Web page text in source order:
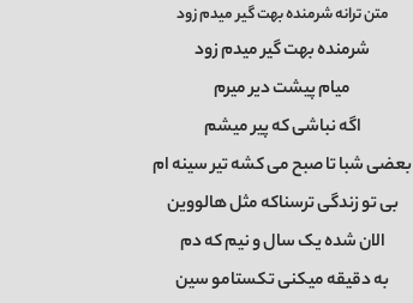
متن ترانه شرمنده بهت گیر میدم زود
شرمنده بهت گیر میدم زود
میام پیشت دیر میرم
اگه نباشی که پیر میشم
بعضی شبا تا صبح می کشه تیر سینه‌ ام
بی تو زندگی ترسناکه مثل هالووین
الان شده یک سال و نیم که دم
به دقیقه میکنی تکستامو سین